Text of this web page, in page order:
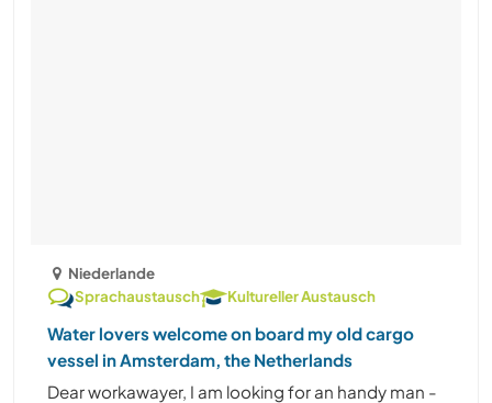
Niederlande
Sprachaustausch
Kultureller Austausch
Water lovers welcome on board my old cargo
vessel in Amsterdam, the Netherlands
Dear workawayer, I am looking for an handy man -